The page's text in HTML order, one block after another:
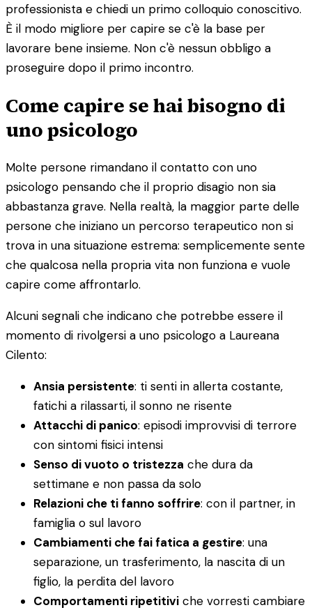
professionista e chiedi un primo colloquio conoscitivo.
È il modo migliore per capire se c'è la base per
lavorare bene insieme. Non c'è nessun obbligo a
proseguire dopo il primo incontro.
Come capire se hai bisogno di
uno psicologo
Molte persone rimandano il contatto con uno
psicologo pensando che il proprio disagio non sia
abbastanza grave. Nella realtà, la maggior parte delle
persone che iniziano un percorso terapeutico non si
trova in una situazione estrema: semplicemente sente
che qualcosa nella propria vita non funziona e vuole
capire come affrontarlo.
Alcuni segnali che indicano che potrebbe essere il
momento di rivolgersi a uno psicologo a Laureana
Cilento:
Ansia persistente: ti senti in allerta costante,
fatichi a rilassarti, il sonno ne risente
Attacchi di panico: episodi improvvisi di terrore
con sintomi fisici intensi
Senso di vuoto o tristezza che dura da
settimane e non passa da solo
Relazioni che ti fanno soffrire: con il partner, in
famiglia o sul lavoro
Cambiamenti che fai fatica a gestire: una
separazione, un trasferimento, la nascita di un
figlio, la perdita del lavoro
Comportamenti ripetitivi che vorresti cambiare